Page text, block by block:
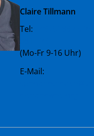
Claire Tillmann
Tel:
(Mo-Fr 9-16 Uhr)
E-Mail: